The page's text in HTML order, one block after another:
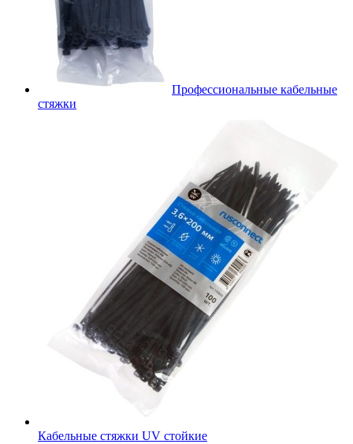
Профессиональные кабельные
стяжки
Кабельные стяжки UV стойкие